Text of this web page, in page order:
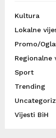
Kultura
Lokalne
Promo/
Regionalne
Sport
Trending
Vijesti BiH